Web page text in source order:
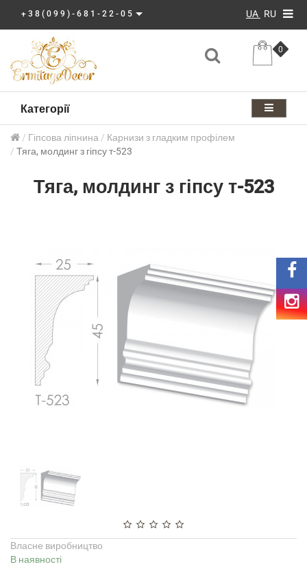
+38(099)-681-22-05 UA RU
0
Категорії
Гіпсова ліпнина
Карнизи з гладким профілем
Тяга, молдинг з гіпсу т-523
Тяга, молдинг з гіпсу т-523
Власне виробництво
В наявності